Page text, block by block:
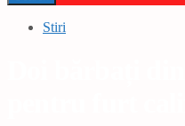
Stiri